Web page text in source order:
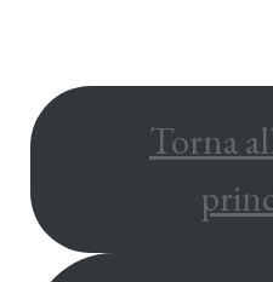
Torna